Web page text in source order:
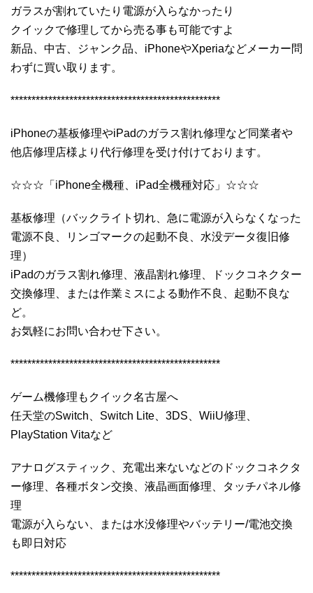
ガラスが割れていたり電源が入らなかったり
クイックで修理してから売る事も可能ですよ
新品、中古、ジャンク品、iPhoneやXperiaなどメーカー問
わずに買い取ります。
**************************************************
iPhoneの基板修理やiPadのガラス割れ修理など同業者や
他店修理店様より代行修理を受け付けております。
☆☆☆「iPhone全機種、iPad全機種対応」☆☆☆
基板修理（バックライト切れ、急に電源が入らなくなった
電源不良、リンゴマークの起動不良、水没データ復旧修
理）
iPadのガラス割れ修理、液晶割れ修理、ドックコネクター
交換修理、または作業ミスによる動作不良、起動不良な
ど。
お気軽にお問い合わせ下さい。
**************************************************
ゲーム機修理もクイック名古屋へ
任天堂のSwitch、Switch Lite、3DS、WiiU修理、
PlayStation Vitaなど
アナログスティック、充電出来ないなどのドックコネクタ
ー修理、各種ボタン交換、液晶画面修理、タッチパネル修
理
電源が入らない、または水没修理やバッテリー/電池交換
も即日対応
**************************************************